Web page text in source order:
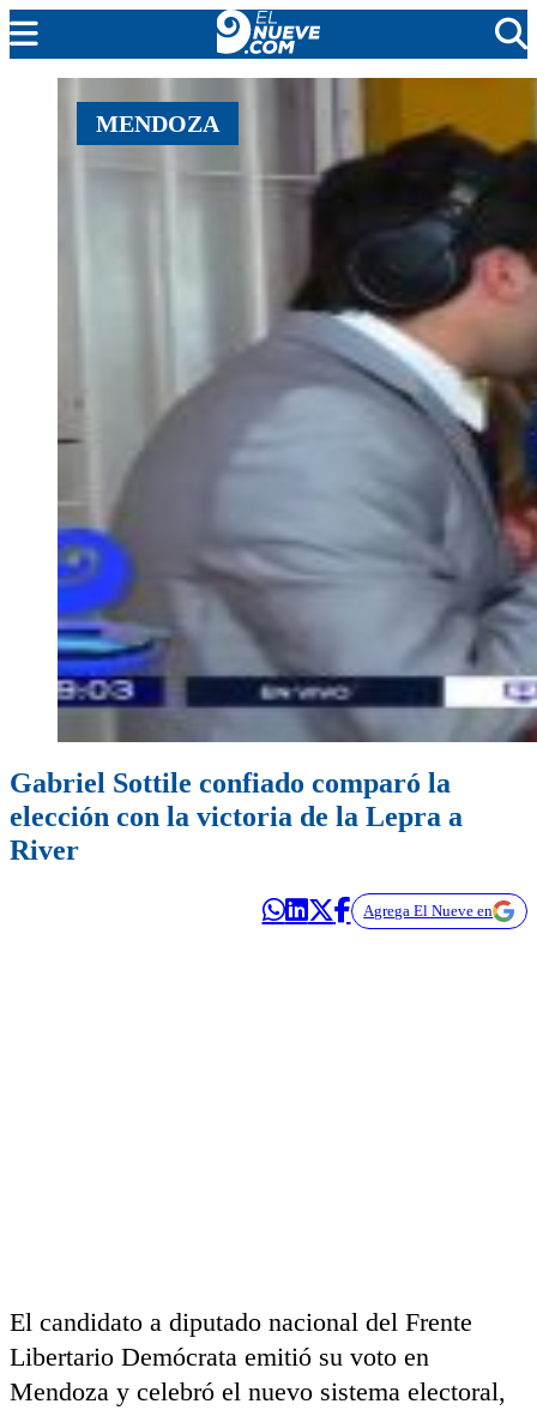
MENDOZA
CADA DÍA
MENDOZA
Gabriel Sottile confiado comparó la
elección con la victoria de la Lepra a
River
Agrega El Nueve en
El candidato a diputado nacional del Frente
Libertario Demócrata emitió su voto en
Mendoza y celebró el nuevo sistema electoral,